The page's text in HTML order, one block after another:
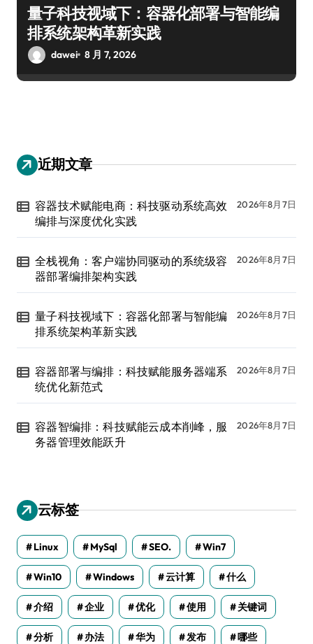
量子科技视域下：容器化部署与智能编
排系统架构革新实践
dawei 8 月 7, 2026
近期文章
容器技术赋能电商：科技驱动系统高效
编排与深度优化实践
2026年8月7日
全栈视角：客户端协同驱动的系统级容
器部署编排架构实践
2026年8月7日
量子科技视域下：容器化部署与智能编
排系统架构革新实践
2026年8月7日
容器部署与编排：科技赋能服务器端系
统优化新范式
2026年8月7日
容器智编排：科技赋能云成本削峰，服
务器管理效能跃升
2026年8月7日
云标签
Linux MySql SEO. Win7
Win10 Windows 云计算 什么
介绍 企业 优化 使用 关键词
分析 办法 华为 发布 哪些